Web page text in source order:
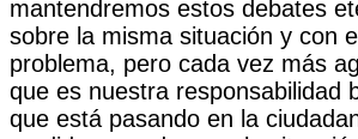
mantendremos estos debates
sobre la misma situación y con
problema, pero cada vez más
que es nuestra responsabilidad
que está pasando en la